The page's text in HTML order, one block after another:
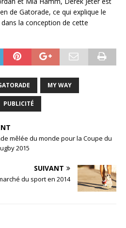
de Gatorade, ce qui explique le
la conception de cette
MY WAY
PUBLICITÉ
mêlée du monde pour la Coupe du
2015
SUIVANT
du sport en 2014